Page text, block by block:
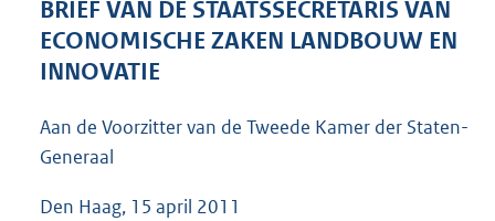
e
:
b
BRIEF VAN DE STAATSSECRETARIS VAN
ECONOMISCHE ZAKEN LANDBOUW EN
INNOVATIE
Aan de Voorzitter van de Tweede Kamer der Staten-
Generaal
Den Haag, 15 april 2011